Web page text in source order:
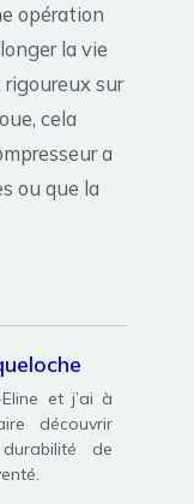
opération
la vie
rigoureux sur
cela
a
ou que la
Eline et j’ai à
découvrir
de